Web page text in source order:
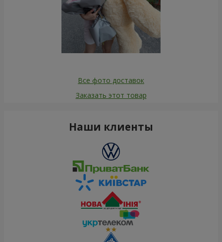
Все фото доставок
Заказать этот товар
Наши клиенты